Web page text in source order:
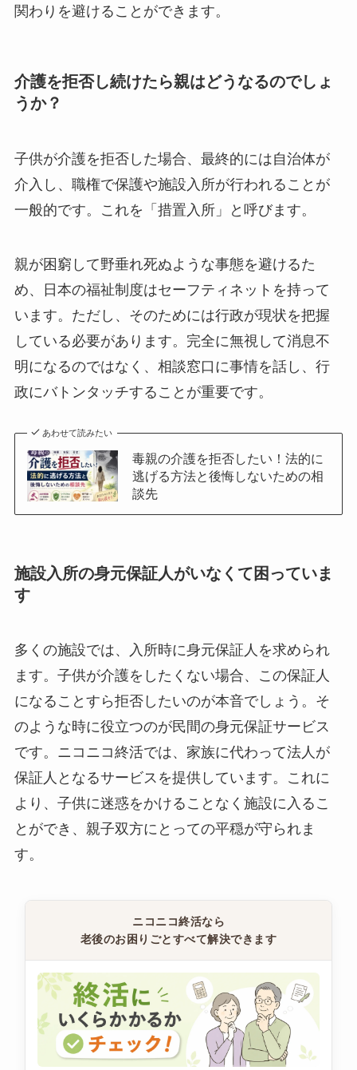
関わりを避けることができます。
介護を拒否し続けたら親はどうなるのでしょ
うか？
子供が介護を拒否した場合、最終的には自治体が
介入し、職権で保護や施設入所が行われることが
一般的です。これを「措置入所」と呼びます。
親が困窮して野垂れ死ぬような事態を避けるた
め、日本の福祉制度はセーフティネットを持って
います。ただし、そのためには行政が現状を把握
している必要があります。完全に無視して消息不
明になるのではなく、相談窓口に事情を話し、行
政にバトンタッチすることが重要です。
あわせて読みたい
毒親の介護を拒否したい！法的に
逃げる方法と後悔しないための相
談先
施設入所の身元保証人がいなくて困っていま
す
多くの施設では、入所時に身元保証人を求められ
ます。子供が介護をしたくない場合、この保証人
になることすら拒否したいのが本音でしょう。そ
のような時に役立つのが民間の身元保証サービス
です。ニコニコ終活では、家族に代わって法人が
保証人となるサービスを提供しています。これに
より、子供に迷惑をかけることなく施設に入るこ
とができ、親子双方にとっての平穏が守られま
す。
ニコニコ終活なら
老後のお困りごとすべて解決できます